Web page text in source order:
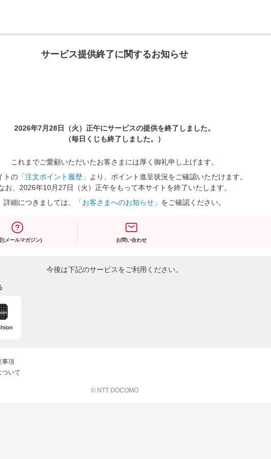
サービス提供終了に関するお知らせ
2026年7月28日（火）正午にサービスの提供を終了しました。
（毎日くじも終了しました。）
これまでご愛顧いただいたお客さまには厚く御礼申し上げます。
トの 「注文ポイント履歴」
より、ポイント進呈状況をご確認いただけます。
お、2026年10月27日（火）正午をもって本サイトを終了いたします。
詳細につきましては、
「お客さまへのお知らせ」 をご確認ください。
(メールマガジン) お問い合わせ
今後は下記のサービスをご利用ください。
事項
ついて
© NTT DOCOMO